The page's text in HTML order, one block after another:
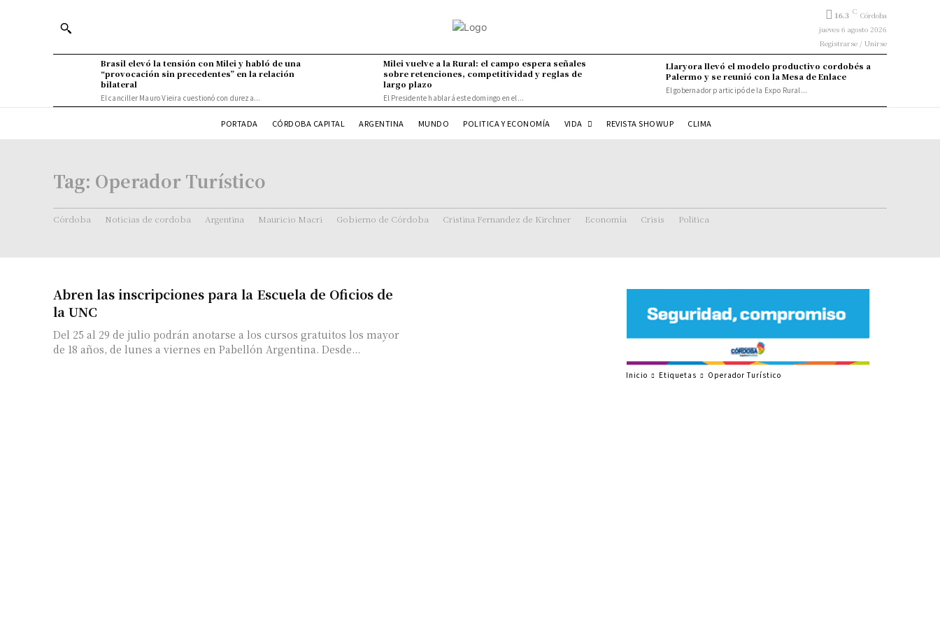
16.3 C Córdoba
jueves 6 agosto 2026
Registrarse / Unirse
Brasil elevó la tensión con Milei y habló de una
“provocación sin precedentes” en la relación
bilateral
El canciller Mauro Vieira cuestionó con dureza...
Milei vuelve a la Rural: el campo espera señales
sobre retenciones, competitividad y reglas de
largo plazo
El Presidente hablará este domingo en el...
Llaryora llevó el modelo productivo cordobés a
Palermo y se reunió con la Mesa de Enlace
El gobernador participó de la Expo Rural...
PORTADA CÓRDOBA CAPITAL ARGENTINA MUNDO POLITICA Y ECONOMÍA VIDA REVISTA SHOWUP CLIMA
Tag: Operador Turístico
Córdoba Noticias de cordoba Argentina Mauricio Macri Gobierno de Córdoba Cristina Fernandez de Kirchner Economía Crisis Politica
Abren las inscripciones para la Escuela de Oficios de
la UNC
Del 25 al 29 de julio podrán anotarse a los cursos gratuitos los mayor
de 18 años, de lunes a viernes en Pabellón Argentina. Desde...
Inicio Etiquetas Operador Turístico